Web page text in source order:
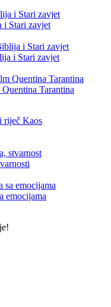
i Stari zavjet
i Stari zavjet
Tarantina
emocijama